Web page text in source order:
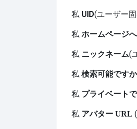
私 UID(ユーザー
私 ホームページ
私 ニックネーム(
私 検索可能です
私 プライベート
私 アバター URL